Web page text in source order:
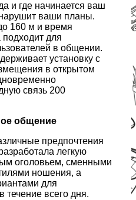
и где начинается ваш
нарушит ваши планы.
160 м и время
подходит для
в общении.
установку с
в открытом
связь 200
общение
предпочтения
легкую
оголовьем, сменными
ношения, а
для
течение всего дня.